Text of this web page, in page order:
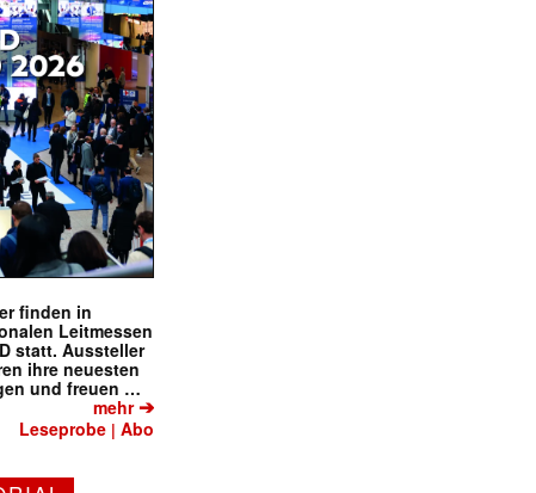
finden in
Leitmessen
statt. Aussteller
ihre neuesten
und freuen …
mehr➔
Leseprobe |Abo